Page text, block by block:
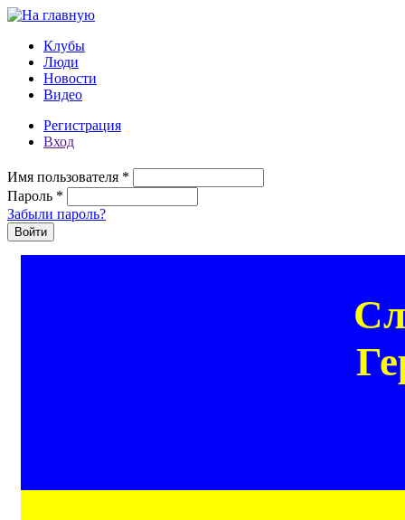
Перейти к основному содержанию
Клубы
Люди
Новости
Видео
Регистрация
Вход
Имя пользователя *
Пароль *
Забыли пароль?